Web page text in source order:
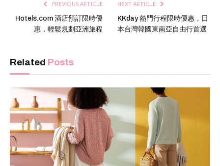
PREVIOUS ARTICLE
Hotels.com 酒店預訂限時優
惠，輕鬆規劃亞洲旅程
NEXT ARTICLE
KKday 熱門行程限時優惠，日
本台灣韓國東南亞自由行首選
Related Posts